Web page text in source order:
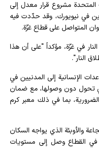
المتحدة مشروع قرار معدل إلى
في نيويورك، وقد حدّدت فيه
المتواصل على قطاع غزّة.
في غزّة، مؤكداً "على أن هذا
النار".
الإنسانية إلى المدنيين في
تحول دون وصولها، مع ضمان
بما في ذلك معبر كرم
والأوبئة الذي يواجه السكان
في القطاع وصل إلى مستويات